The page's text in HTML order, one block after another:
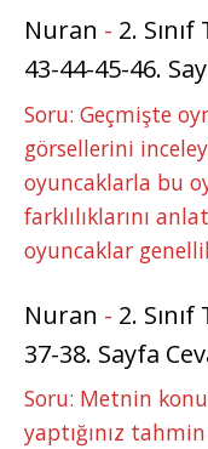
Nuran - 2.
43-44-45-46.
Soru: Geçmişte
görsellerini
oyuncaklarla bu
farklılıklarını
oyuncaklar
Nuran - 2.
37-38. Sayfa
Soru: Metnin
yaptığınız